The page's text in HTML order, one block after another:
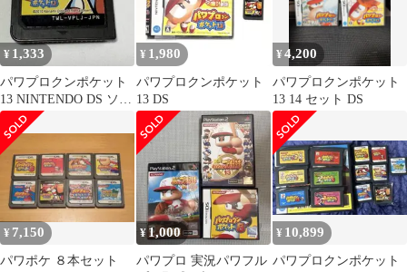
¥ 1,333
パワプロクンポケット
13 NINTENDO DS ソフ
ト
¥ 1,980
パワプロクンポケット
13 DS
¥4,200
パワプロクンポケット
13 14 セット DS
¥ 7,150
パワポケ ８本セット
¥ 1,000
パワプロ 実況パワフル
¥ 10,899
パワプロクンポケット